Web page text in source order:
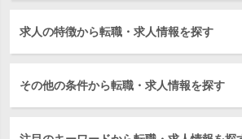
求人の特徴から転職・求人情報を探す
その他の条件から転職・求人情報を探す